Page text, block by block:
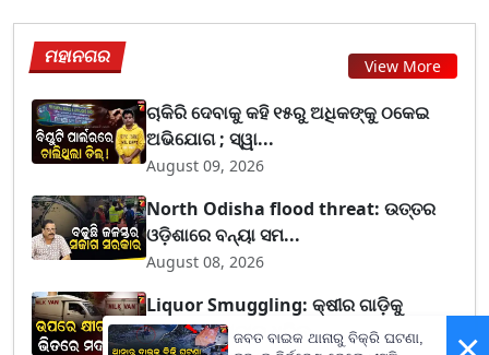
ମହାନଗର View More
ଚାକିରି ଦେବାକୁ କହି ୧୫ରୁ ଅଧିକଙ୍କୁ ଠକେଇ
ଅଭିଯୋଗ ; ସ୍ୱା...
August 09, 2026
North Odisha flood threat: ଉତ୍ତର
ଓଡ଼ିଶାରେ ବନ୍ୟା ସମ...
August 08, 2026
Liquor Smuggling: କ୍ଷୀର ଗାଡ଼ିକୁ
ଗୋଡ଼ାଇ ଗୋଡ଼ାଇ ଧରିଲ...
ଜବତ ବାଇକ ଥାନାରୁ ବିକ୍ରି ଘଟଣା,